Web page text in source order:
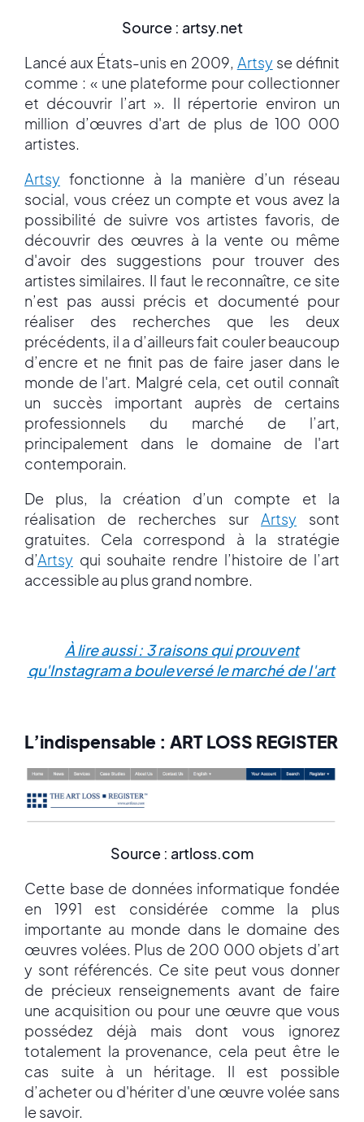
Source : artsy.net
Lancé aux États-unis en 2009, Artsyse définit
comme : « une plateforme pour collectionner
et découvrir l’art ». Il répertorie environ un
million d’œuvres d'art de plus de 100 000
artistes.
Artsy fonctionne à la manière d’un réseau
social, vous créez un compte et vous avez la
possibilité de suivre vos artistes favoris, de
découvrir des œuvres à la vente ou même
d'avoir des suggestions pour trouver des
artistes similaires. Il faut le reconnaître, ce site
n’est pas aussi précis et documenté pour
réaliser des recherches que les deux
précédents, il a d’ailleurs fait couler beaucoup
d’encre et ne finit pas de faire jaser dans le
monde de l'art. Malgré cela, cet outil connaît
un succès important auprès de certains
professionnels du marché de l’art,
principalement dans le domaine de l'art
contemporain.
De plus, la création d’un compte et la
réalisation de recherches sur Artsy sont
gratuites. Cela correspond à la stratégie
d’Artsy qui souhaite rendre l’histoire de l’art
accessible au plus grand nombre.
À lire aussi : 3 raisons qui prouvent
qu'Instagram a bouleversé le marché de l'art
L’indispensable : ART LOSS REGISTER
Source : artloss.com
Cette base de données informatique fondée
en 1991 est considérée comme la plus
importante au monde dans le domaine des
œuvres volées. Plus de 200 000 objets d’art
y sont référencés. Ce site peut vous donner
de précieux renseignements avant de faire
une acquisition ou pour une œuvre que vous
possédez déjà mais dont vous ignorez
totalement la provenance, cela peut être le
cas suite à un héritage. Il est possible
d’acheter ou d'hériter d'une œuvre volée sans
le savoir.